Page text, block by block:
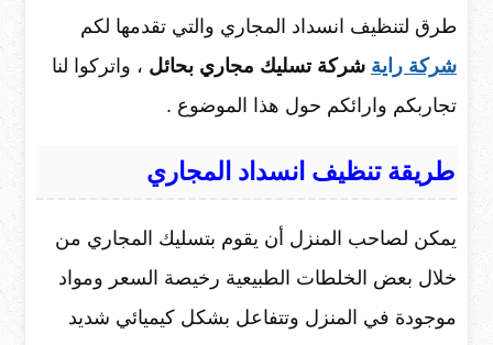
طرق لتنظيف انسداد المجاري والتي تقدمها لكم
شركة راية شركة تسليك مجاري بحائل ، واتركوا لنا
تجاربكم وارائكم حول هذا الموضوع .
طريقة تنظيف انسداد المجاري
يمكن لصاحب المنزل أن يقوم بتسليك المجاري من
خلال بعض الخلطات الطبيعية رخيصة السعر ومواد
موجودة في المنزل وتتفاعل بشكل كيميائي شديد